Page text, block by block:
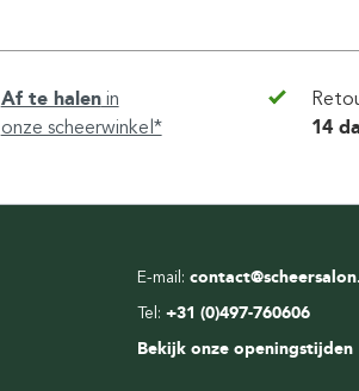
Af te halenin
onze scheerwinkel*
14
E-mail:
Tel: +31 (0)497-760606
Bekijk onze openingstijden